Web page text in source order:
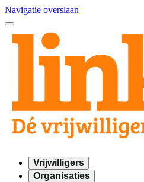
Navigatie overslaan
Vrijwilligers
Organisaties